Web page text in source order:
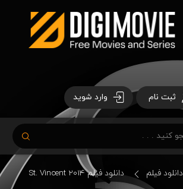
ثبت نام وارد شوید
دانلود فیلم دانلود فیلم St. Vincent 2014